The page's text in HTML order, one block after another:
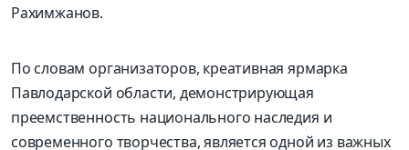
Рахимжанов.
По словам организаторов, креативная ярмарка
Павлодарской области, демонстрирующая
преемственность национального наследия и
современного творчества, является одной из важных